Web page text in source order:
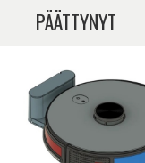
PÄÄTTYNYT